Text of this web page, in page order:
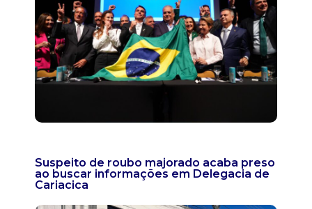
Suspeito de roubo majorado acaba preso
ao buscar informações em Delegacia de
Cariacica